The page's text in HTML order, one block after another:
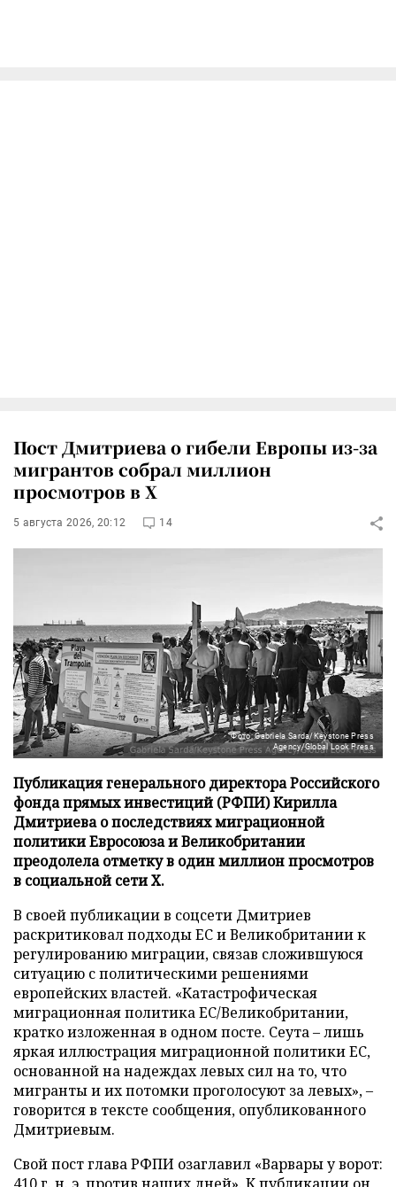
Пост Дмитриева о гибели Европы из-за
мигрантов собрал миллион
просмотров в X
5 августа 2026, 20:12 14
Фото: Gabriela Sarda/Keystone Press
Agency/Global Look Press
Публикация генерального директора Российского
фонда прямых инвестиций (РФПИ) Кирилла
Дмитриева о последствиях миграционной
политики Евросоюза и Великобритании
преодолела отметку в один миллион просмотров
в социальной сети X.
В своей публикации в соцсети Дмитриев
раскритиковал подходы ЕС и Великобритании к
регулированию миграции, связав сложившуюся
ситуацию с политическими решениями
европейских властей. «Катастрофическая
миграционная политика ЕС/Великобритании,
кратко изложенная в одном посте. Сеута – лишь
яркая иллюстрация миграционной политики ЕС,
основанной на надеждах левых сил на то, что
мигранты и их потомки проголосуют за левых», –
говорится в тексте сообщения, опубликованного
Дмитриевым.
Свой пост глава РФПИ озаглавил «Варвары у ворот: